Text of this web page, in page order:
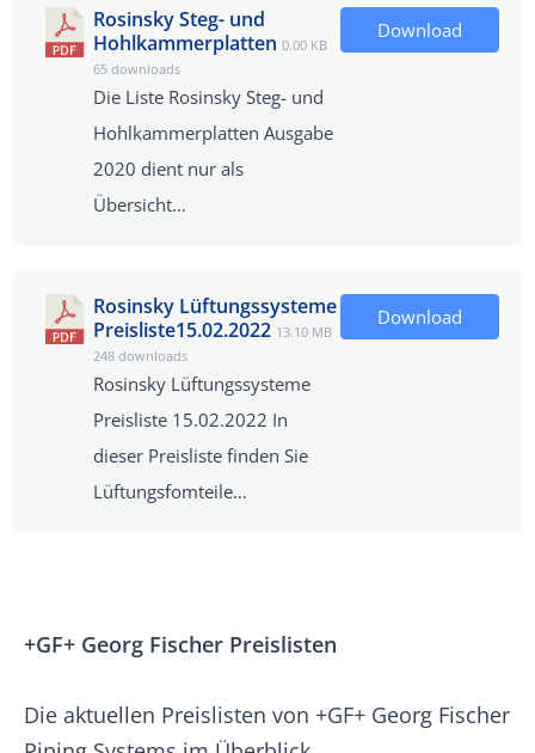
Rosinsky Steg- und
Hohlkammerplatten 0.00 KB
65 downloads
Die Liste Rosinsky Steg- und
Hohlkammerplatten Ausgabe
2020 dient nur als
Übersicht…
Download
Rosinsky Lüftungssysteme
Preisliste15.02.2022 13.10 MB
248 downloads
Rosinsky Lüftungssysteme
Preisliste 15.02.2022 In
dieser Preisliste finden Sie
Lüftungsfomteile…
Download
+GF+ Georg Fischer Preislisten
Die aktuellen Preislisten von +GF+ Georg Fischer